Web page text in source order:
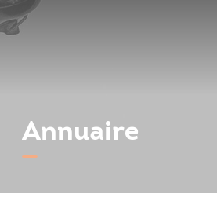
RECHERCHE
Annuaire